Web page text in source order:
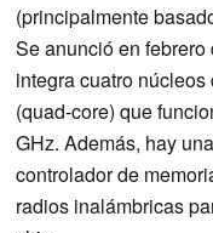
(principalmente
Se anunció en febrero
integra cuatro
(quad-core) que
GHz. Además, hay
controlador de
radios inalámbricas